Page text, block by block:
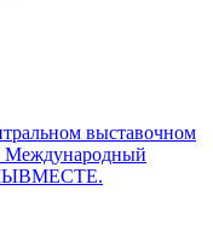
выставочном
Международный